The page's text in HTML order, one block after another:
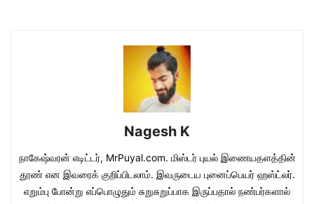
Nagesh K
நாகேஷ்வரன் எடிட்டர், MrPuyal.com. மிஸ்டர் புயல் இணையதளத்தின்
தூண் என இவரைக் குறிப்பிடலாம். இவருடைய புனைப்பெயர் ஹஸ்ட்லர்.
எறும்பு போன்று எப்பொழுதும் சுறுசுறுப்பாக இருப்பதால் நண்பர்களால்